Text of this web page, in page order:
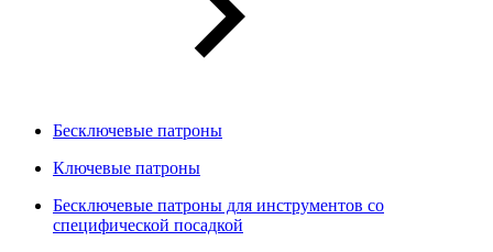
Бесключевые патроны
Ключевые патроны
Бесключевые патроны для инструментов со
специфической посадкой